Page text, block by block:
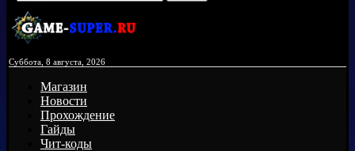
Суббота, 8 августа, 2026
Магазин
Новости
Прохождение
Гайды
Чит-коды